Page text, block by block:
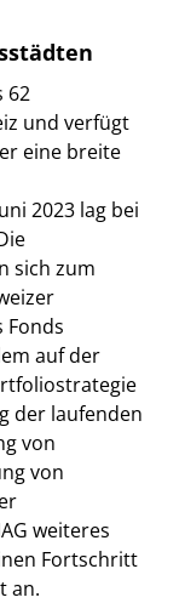
62
und verfügt
eine breite
2023 lag bei
sich zum
Fonds
auf der
der laufenden
von
von
weiteres
Fortschritt
an.